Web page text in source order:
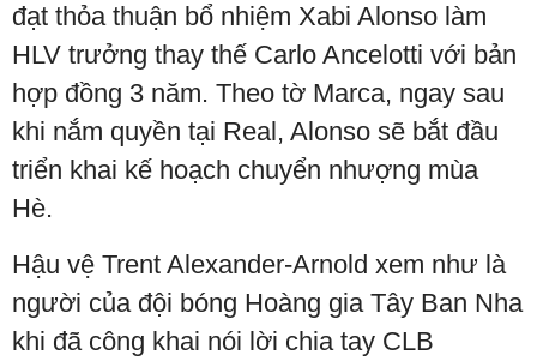
đạt thỏa thuận bổ nhiệm Xabi Alonso làm
HLV trưởng thay thế Carlo Ancelotti với bản
hợp đồng 3 năm. Theo tờ Marca, ngay sau
khi nắm quyền tại Real, Alonso sẽ bắt đầu
triển khai kế hoạch chuyển nhượng mùa
Hè.
Hậu vệ Trent Alexander-Arnold xem như là
người của đội bóng Hoàng gia Tây Ban Nha
khi đã công khai nói lời chia tay CLB